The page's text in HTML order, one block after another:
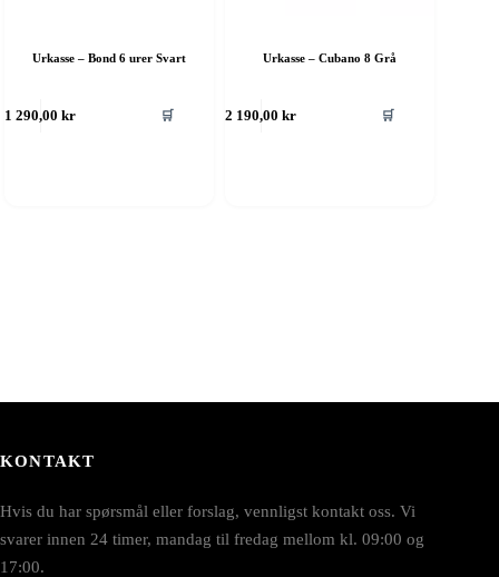
Urkasse – Bond 6 urer Svart
1 290,00kr 🛒
Urkasse – Cubano 8 Grå
2 190,00kr 🛒
KONTAKT
Hvis du har spørsmål eller forslag, vennligst kontakt oss. Vi
svarer innen 24 timer, mandag til fredag mellom kl. 09:00 og
17:00.